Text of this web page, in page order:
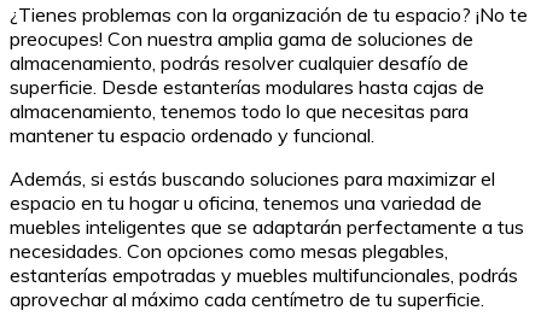
¿Tienes problemas con la organización de tu espacio? ¡No te
preocupes! Con nuestra amplia gama de soluciones de
almacenamiento, podrás resolver cualquier desafío de
superficie. Desde estanterías modulares hasta cajas de
almacenamiento, tenemos todo lo que necesitas para
mantener tu espacio ordenado y funcional.
Además, si estás buscando soluciones para maximizar el
espacio en tu hogar u oficina, tenemos una variedad de
muebles inteligentes que se adaptarán perfectamente a tus
necesidades. Con opciones como mesas plegables,
estanterías empotradas y muebles multifuncionales, podrás
aprovechar al máximo cada centímetro de tu superficie.